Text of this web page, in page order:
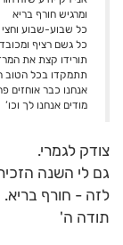
ומרגיש חורף בריא
כל שבוע-שבוע
כל גשם רציף ומכובד
תורידו קצת את
תתמקדו בכל הטוב
אנחנו כבר אוחזים
מודים אנחנו לך וכו’
צודק לגמרי.
גם לי השנה
לזה - חורף בריא.
תודה ה'